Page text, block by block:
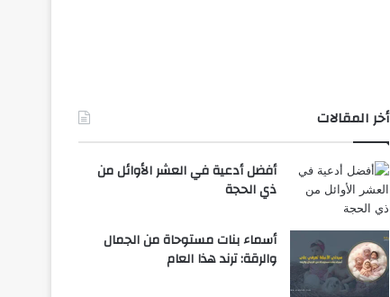
أخر المقالات
أفضل أدعية في العشر الأوائل من
ذي الحجة
أسماء بنات مستوحاة من الجمال
والرقة: ترند هذا العام